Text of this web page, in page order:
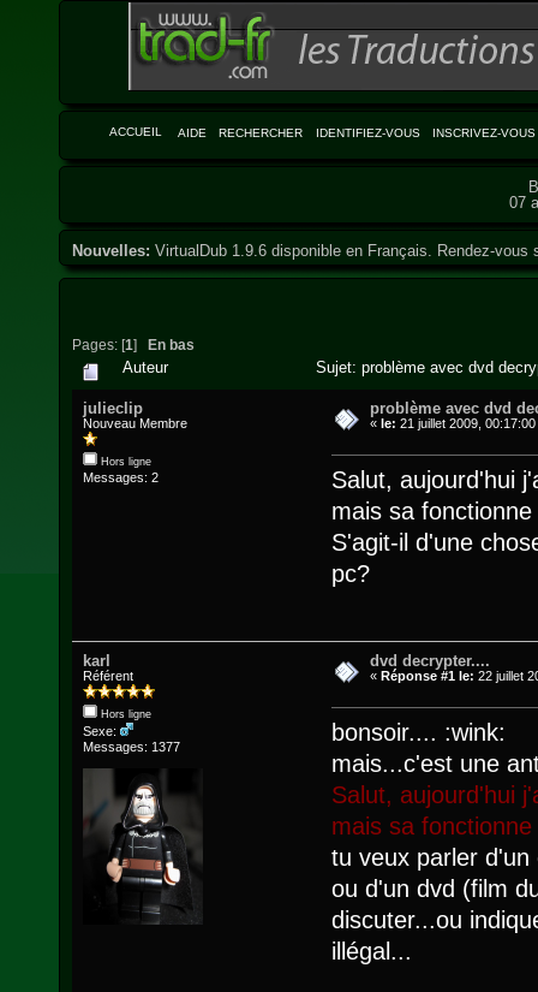
ACCUEIL AIDE RECHERCHER IDENTIFIEZ-VOUS INSCRIVEZ-VOUS
07
Nouvelles: VirtualDub 1.9.6 disponible en Français. Rendez-vous
Pages: [1] En bas
Auteur Sujet: problème avec dvd
julieclip
Nouveau Membre
Hors ligne
Messages: 2
problème avec dvd
«le: 21 juillet 2009, 00:17:00
Salut, aujourd'hui
mais sa
S'agit-il d'une
pc?
karl
Référent
Hors ligne
Sexe:
Messages: 1377
dvd decrypter....
«Réponse #1 le: 22 juillet
bonsoir.... :wink:
mais...c'est une
Salut, aujourd'hui
mais sa
tu veux parler
ou d'un dvd (film
discuter...ou
illégal...